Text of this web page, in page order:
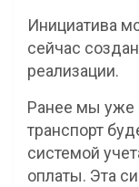
Инициатива
сейчас
реализации.
Ранее мы уже
транспорт
системой
оплаты. Эта